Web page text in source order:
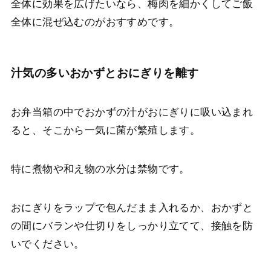
全体に効果を広げたいなら、梅肉を細かくしてご飯
全体に混ぜ込むのがおすすめです。
汁気の多いおかずとおにぎりを離す
お弁当箱の中でおかずの汁がおにぎりに吸い込まれ
ると、そこから一気に菌が繁殖します。
特に煮物や和え物の水分は禁物です。
おにぎりをラップで包んだまま入れるか、おかずと
の間にバランや仕切りをしっかり立てて、接触を防
いでください。